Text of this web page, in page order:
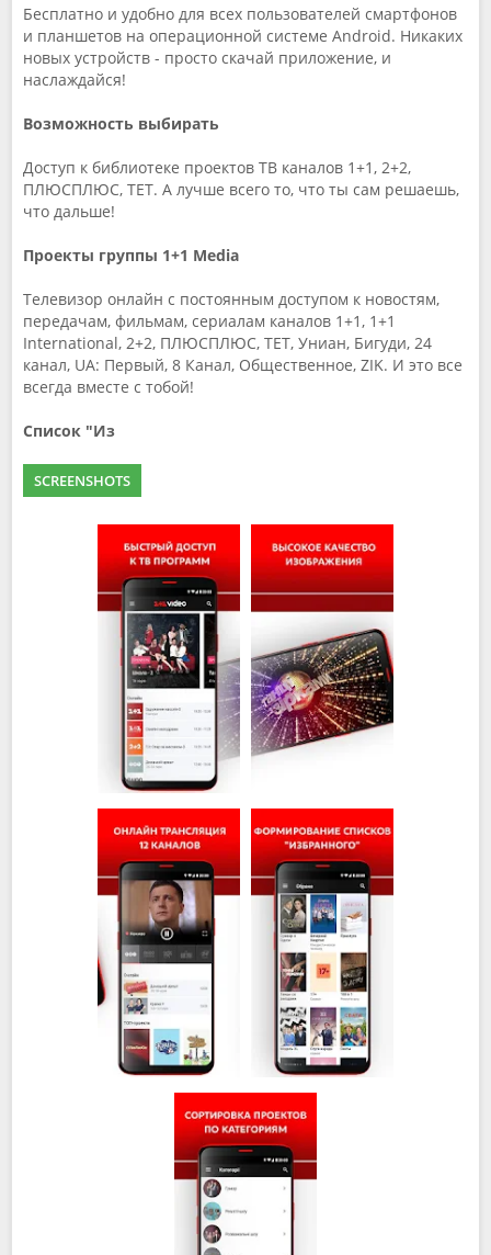
Бесплатно и удобно для всех пользователей смартфонов
и планшетов на операционной системе Android. Никаких
новых устройств - просто скачай приложение, и
наслаждайся!
Возможность выбирать
Доступ к библиотеке проектов ТВ каналов 1+1, 2+2,
ПЛЮСПЛЮС, ТЕТ. А лучше всего то, что ты сам решаешь,
что дальше!
Проекты группы 1+1 Media
Телевизор онлайн с постоянным доступом к новостям,
передачам, фильмам, сериалам каналов 1+1, 1+1
International, 2+2, ПЛЮСПЛЮС, ТЕТ, Униан, Бигуди, 24
канал, UA: Первый, 8 Канал, Общественное, ZIK. И это все
всегда вместе с тобой!
Список "Из
SCREENSHOTS